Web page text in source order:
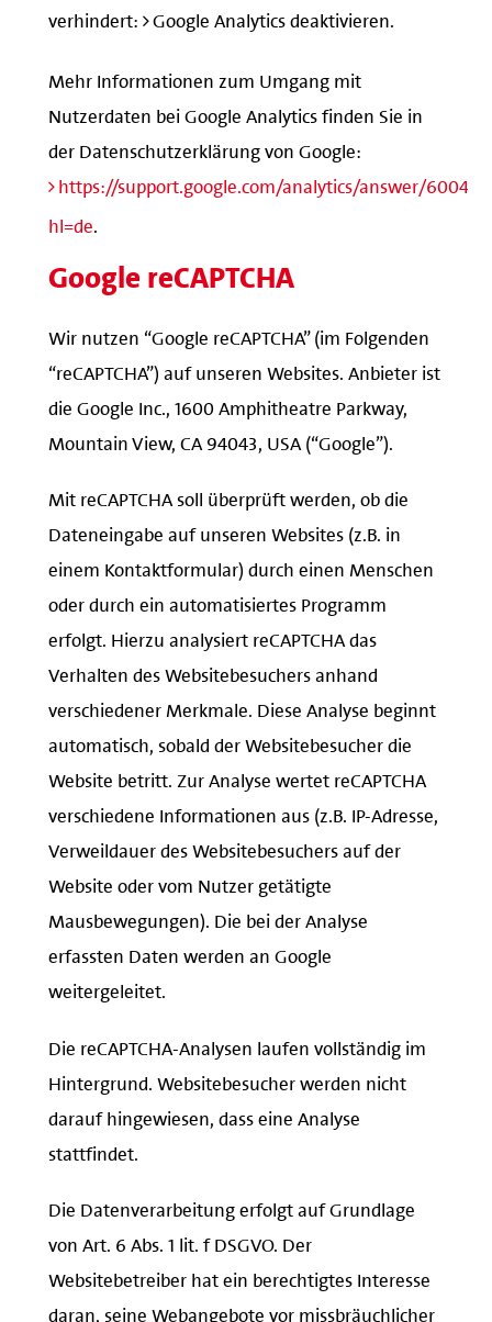
verhindert: Google Analytics deaktivieren
Mehr Informationen zum Umgang mit
Nutzerdaten bei Google Analytics finden Sie in
der Datenschutzerklärung von Google:
https://support.google.com/analytics/answer/
hl=de
Google reCAPTCHA
Wir nutzen “Google reCAPTCHA” (im Folgenden
“reCAPTCHA”) auf unseren Websites. Anbieter ist
die Google Inc., 1600 Amphitheatre Parkway,
Mountain View, CA 94043, USA (“Google”).
Mit reCAPTCHA soll überprüft werden, ob die
Dateneingabe auf unseren Websites (z.B. in
einem Kontaktformular) durch einen Menschen
oder durch ein automatisiertes Programm
erfolgt. Hierzu analysiert reCAPTCHA das
Verhalten des Websitebesuchers anhand
verschiedener Merkmale. Diese Analyse beginnt
automatisch, sobald der Websitebesucher die
Website betritt. Zur Analyse wertet reCAPTCHA
verschiedene Informationen aus (z.B. IP-Adresse,
Verweildauer des Websitebesuchers auf der
Website oder vom Nutzer getätigte
Mausbewegungen). Die bei der Analyse
erfassten Daten werden an Google
weitergeleitet.
Die reCAPTCHA-Analysen laufen vollständig im
Hintergrund. Websitebesucher werden nicht
darauf hingewiesen, dass eine Analyse
stattfindet.
Die Datenverarbeitung erfolgt auf Grundlage
von Art. 6 Abs. 1 lit. f DSGVO. Der
Websitebetreiber hat ein berechtigtes Interesse
daran, seine Webangebote vor missbräuchlicher